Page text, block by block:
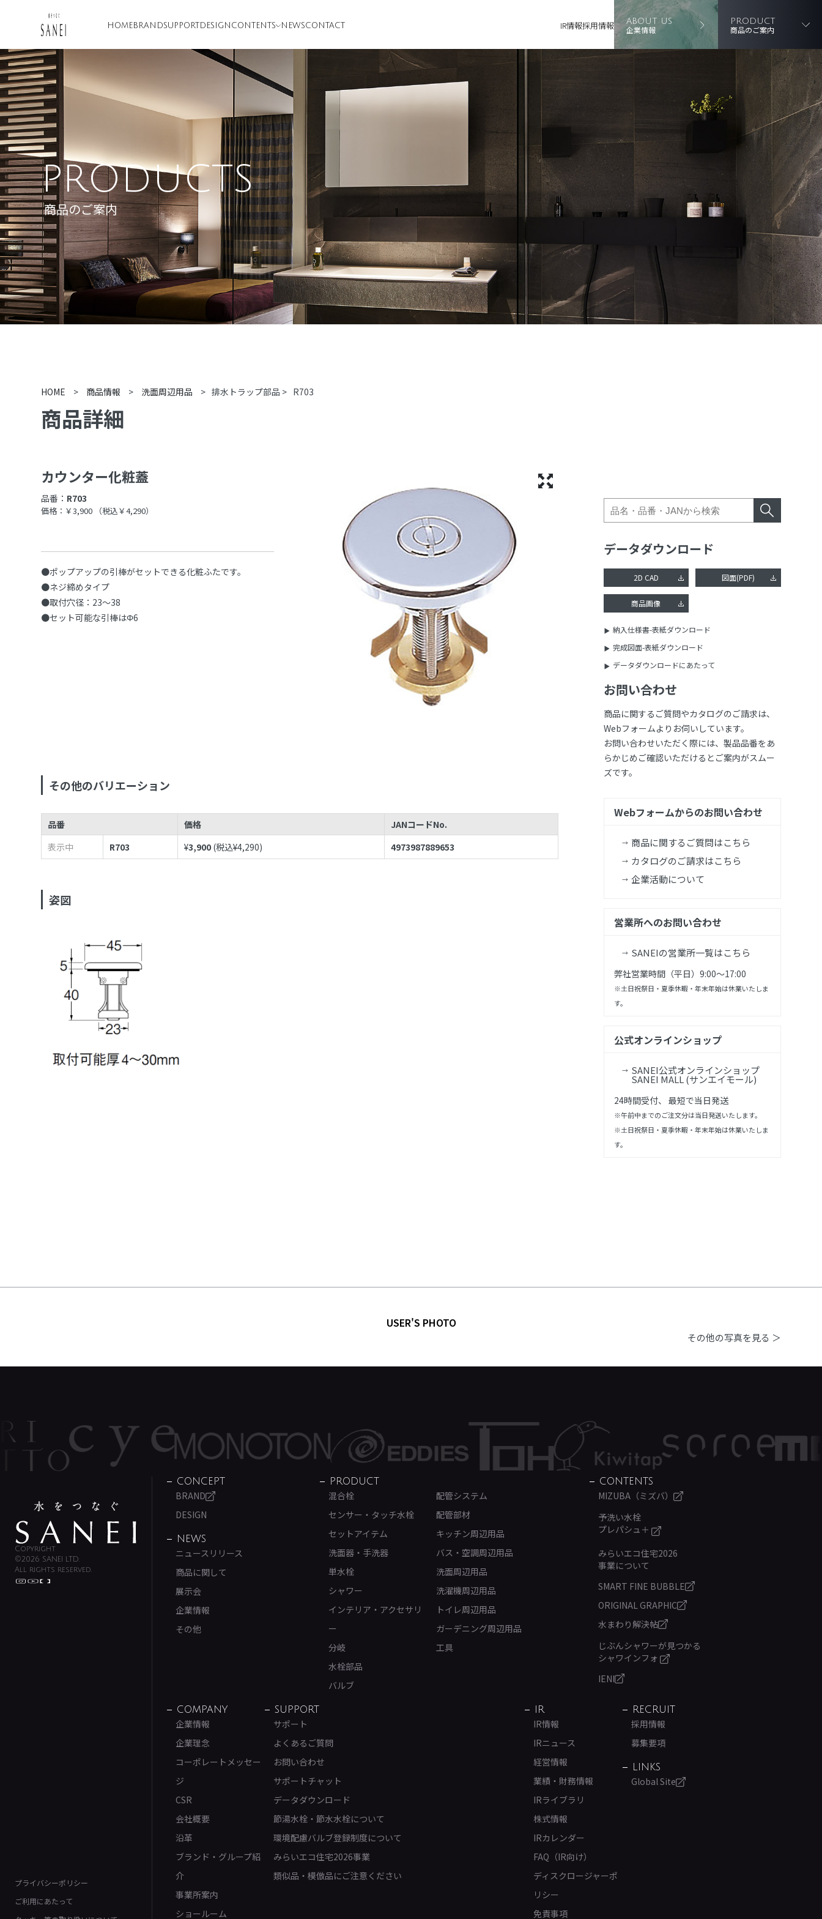
HOME BRANDSUPPORT DESIGN CONTENTS NEWSCONTACT IR情報採用情報 ABOUT US
企業情報
PRODUCT
商品のご案内
PRODUCTS
商品のご案内
HOME > 商品情報 > 洗面周辺用品 > 排水トラップ部品 > R703
商品詳細
カウンター化粧蓋
品番： R703
価格：￥3,900 （税込￥4,290）
●ポップアップの引棒がセットできる化粧ふたです。
●ネジ締めタイプ
●取付穴径：23〜38
●セット可能な引棒はΦ6
その他のバリエーション
品番 価格
JANコードNo.
表示中
R703 ¥3,900 (税込¥4,290) 4973987889653
姿図
データダウンロード
2D CAD 図面(PDF)
商品画像
納入仕様書-表紙ダウンロード
完成図面-表紙ダウンロード
データダウンロードにあたって
お問い合わせ
商品に関するご質問やカタログのご請求は、
Webフォームよりお伺いしています。
お問い合わせいただく際には、製品品番をあ
らかじめご確認いただけるとご案内がスムー
ズです。
Webフォームからのお問い合わせ
商品に関するご質問はこちら
カタログのご請求はこちら
企業活動について
営業所へのお問い合わせ
SANEIの営業所一覧はこちら
弊社営業時間（平日）9:00～17:00
※土日祝祭日・夏季休暇・年末年始は休業いたしま
す。
公式オンラインショップ
SANEI公式オンラインショップ
SANEI MALL (サンエイモール)
24時間受付、 最短で当日発送
※午前中までのご注文分は当日発送いたします。
※土日祝祭日・夏季休暇・年末年始は休業いたしま
す。
USER'S PHOTO
その他の写真を見る ＞
Copyright
©2026 SANEI LTD.
All rights reserved.
プライバシーポリシー
ご利用にあたって
CONCEPT
BRAND
DESIGN
NEWS
ニュースリリース
商品に関して
展示会
企業情報
その他
PRODUCT
混合栓
センサー・タッチ水栓
セットアイテム
洗面器・手洗器
単水栓
シャワー
インテリア・アクセサリ
ー
分岐
水栓部品
バルブ
配管システム
配管部材
キッチン周辺用品
バス・空調周辺用品
洗面周辺用品
洗濯機周辺用品
トイレ周辺用品
ガーデニング周辺用品
工具
CONTENTS
MIZUBA（ミズバ）
予洗い水栓
プレパシュ＋
みらいエコ住宅2026
事業について
SMART FINE BUBBLE
ORIGINAL GRAPHIC
水まわり解決帖
じぶんシャワーが見つかる
シャワインフォ
IENI
COMPANY
企業情報
企業理念
コーポレートメッセー
ジ
CSR
会社概要
沿革
ブランド・グループ紹
介
事業所案内
ショールーム
SUPPORT
サポート
よくあるご質問
お問い合わせ
サポートチャット
データダウンロード
節湯水栓・節水水栓について
環境配慮バルブ登録制度について
みらいエコ住宅2026事業
類似品・模倣品にご注意ください
IR
IR情報
IRニュース
経営情報
業績・財務情報
IRライブラリ
株式情報
IRカレンダー
FAQ（IR向け）
ディスクロージャーポ
リシー
免責事項
RECRUIT
採用情報
募集要項
LINKS
Global Site